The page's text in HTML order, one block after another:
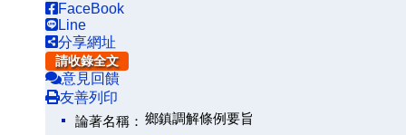
FaceBook
Line
分享網址
請收錄全文
意見回饋
友善列印
論著名稱： 鄉鎮調解條例要旨